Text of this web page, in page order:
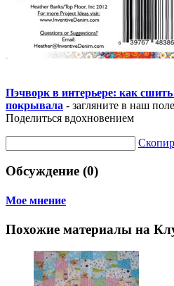
Пэчворк в интерьере: как
покрывала - загляните в наш
Поделиться вдохновением
Обсуждение (0)
Мое мнение
Похожие материалы на